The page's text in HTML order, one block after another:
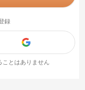
録
とはありません